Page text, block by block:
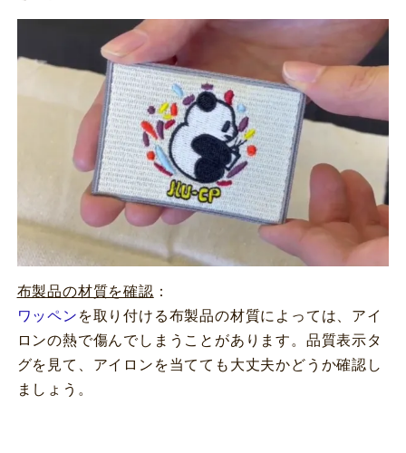
布製品の材質を確認 ：
ワッペン を取り付ける布製品の材質によっては、アイ
ロンの熱で傷んでしまうことがあります。品質表示タ
グを見て、アイロンを当てても大丈夫かどうか確認し
ましょう。